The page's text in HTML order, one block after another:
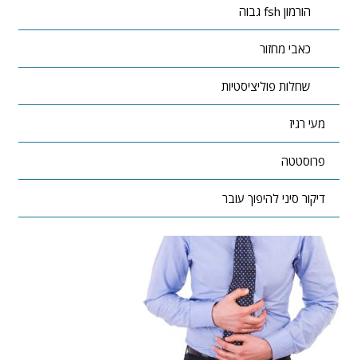
הורמון fsh גבוה
כאבי מחזור
שחלות פוליציסטיות
מעי רגיז
פרוסטטה
דיקור סיני להיפוך עובר